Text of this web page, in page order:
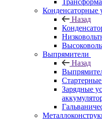
Конденсаторные
Назад
Выпрямители
Назад
Зарядные